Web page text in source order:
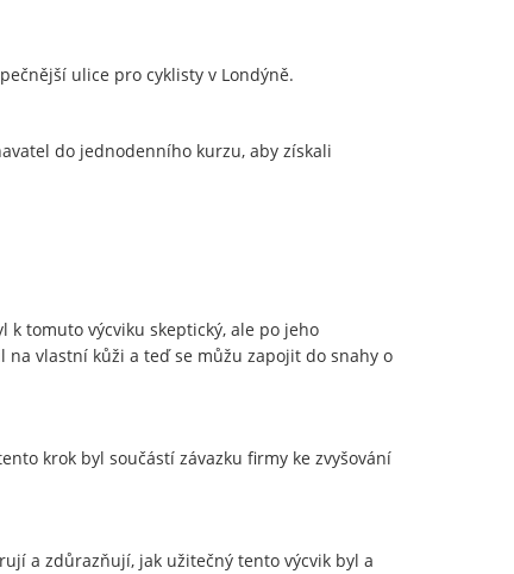
ulice pro cyklisty v Londýně.
do jednodenního kurzu, aby získali
k tomuto výcviku skeptický, ale po jeho
na vlastní kůži a teď se můžu zapojit do snahy o
krok byl součástí závazku firmy ke zvyšování
a zdůrazňují, jak užitečný tento výcvik byl a